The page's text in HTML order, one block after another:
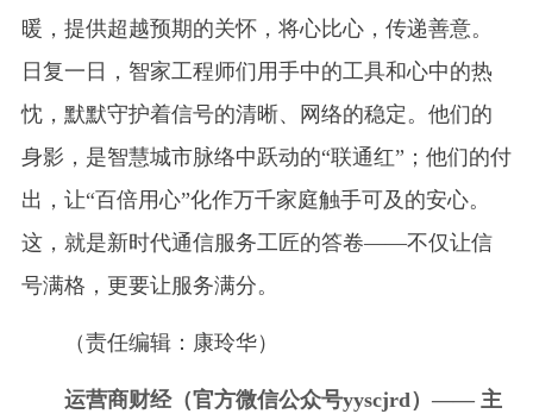
暖，提供超越预期的关怀，将心比心，传递善意。
日复一日，智家工程师们用手中的工具和心中的热
忱，默默守护着信号的清晰、网络的稳定。他们的
身影，是智慧城市脉络中跃动的“联通红”；他们的付
出，让“百倍用心”化作万千家庭触手可及的安心。
这，就是新时代通信服务工匠的答卷——不仅让信
号满格，更要让服务满分。
（责任编辑：康玲华）
运营商财经（官方微信公众号yyscjrd）—— 主